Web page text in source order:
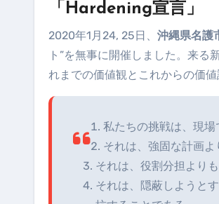
「Hardening宣言」
2020年1月24, 25日、 沖縄県名護
ト”を無事に開催しました。来
れまでの価値観とこれからの価値
私たちの挑戦は、現場
それは、強固な計画よ
それは、役割分担より
それは、隠蔽しようと